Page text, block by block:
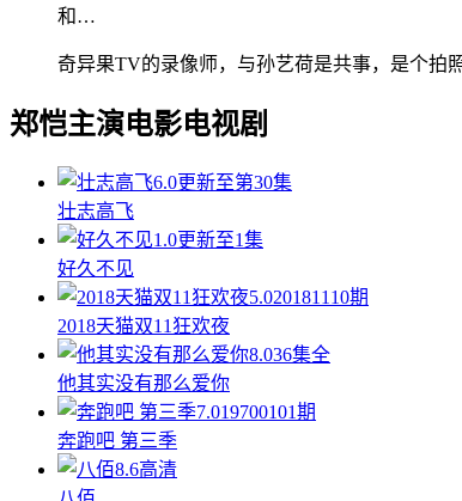
和…
奇异果TV的录像师，与孙艺荷是共事，是个拍
郑恺主演电影电视剧
6.0更新至第30集
壮志高飞
1.0更新至1集
好久不见
5.020181110期
2018天猫双11狂欢夜
8.036集全
他其实没有那么爱你
7.019700101期
奔跑吧 第三季
8.6高清